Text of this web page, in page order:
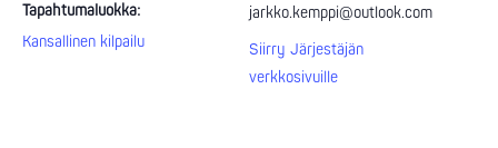
Tapahtumaluokka:
Kansallinen kilpailu
jarkko.kemppi@outlook.com
Siirry Järjestäjän
verkkosivuille